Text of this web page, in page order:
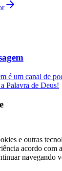
é um canal de
Palavra de Deus!
e outras
acordo com
navegando